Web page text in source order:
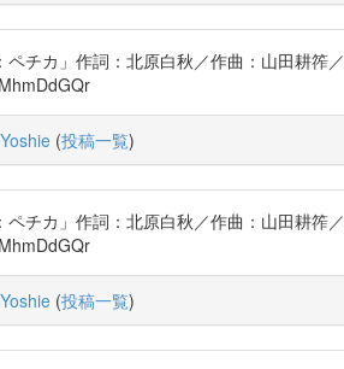
ペチカ」作詞：北原白秋／作曲：山田耕
(投稿一覧)
ペチカ」作詞：北原白秋／作曲：山田耕
(投稿一覧)